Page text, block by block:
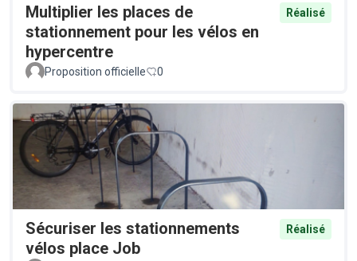
Multiplier les places de
stationnement pour les vélos en
hypercentre
Réalisé
Proposition officielle 0
Sécuriser les stationnements
vélos place Job
Réalisé